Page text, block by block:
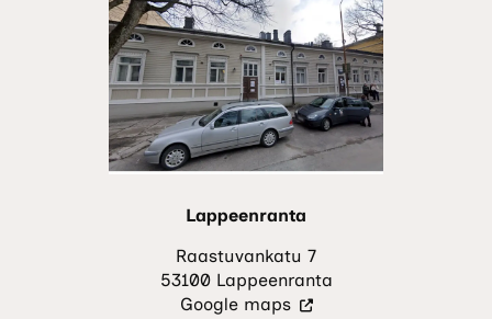
Lappeenranta
Raastuvankatu 7
53100 Lappeenranta
Google maps(Vieraile